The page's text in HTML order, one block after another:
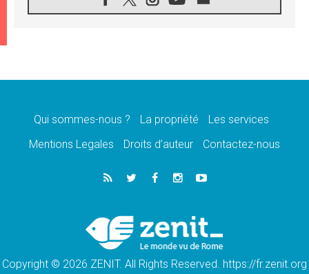
06.08.2026
message de paix et de dignité humaine»
«La visite du Pape en Uruguay renforcera
05.08.2026
Le nonce en Ukraine: «Il est inquiétant
Léon XIV au Pérou, une lueur d'espoir pour
un peuple en quête de paix
Qui sommes-nous ? La propriété
Les services
Mentions Legales
Droits d’auteur Contactez-nous
Copyright © 2026 ZENIT. All Rights Reserved. https://fr.zenit.org